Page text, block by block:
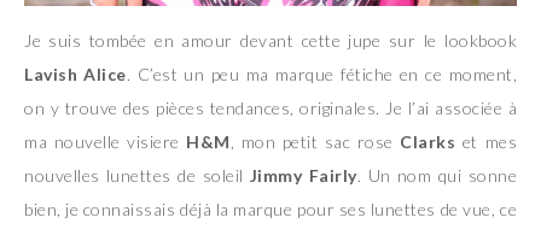
Je suis tombée en amour devant cette jupe sur le lookbook
Lavish Alice. C’est un peu ma marque fétiche en ce moment,
on y trouve des pièces tendances, originales. Je l’ai associée à
ma nouvelle visiere H&M , mon petit sac rose Clarks et mes
nouvelles lunettes de soleil Jimmy Fairly. Un nom qui sonne
bien, je connaissais déjà la marque pour ses lunettes de vue, ce